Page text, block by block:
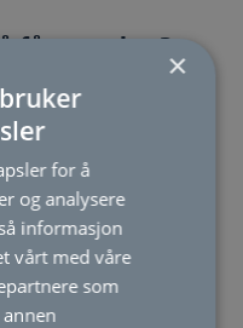
få smarthus?
å installere
og lysbrytere
blir smart.
om å renovere
friere til å
på en god måte.
×
for å
og analysere
informasjon
vårt med våre
som